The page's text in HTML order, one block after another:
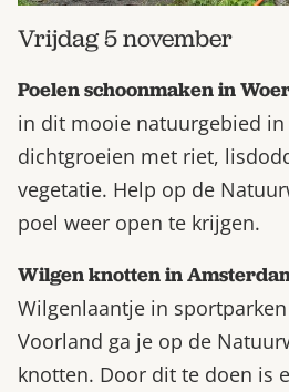
Vrijdag 5 november
Poelen schoonmaken in
in dit mooie natuurgebied
dichtgroeien met riet,
vegetatie. Help op de
poel weer open te krijgen.
Wilgen knotten in
Wilgenlaantje in
Voorland ga je op de
knotten. Door dit te doen is